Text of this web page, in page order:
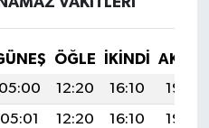
ÖĞLE İKINDI
05:00 12:20 16:10
19:30
05:01 12:20 16:10
19:30